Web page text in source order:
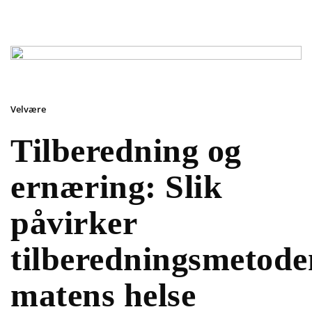
Tilberedning og
ernæring: Slik
påvirker
matens helse
Velvære